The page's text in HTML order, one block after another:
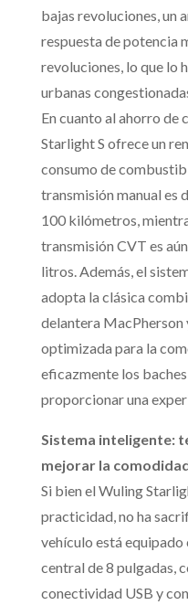
bajas revoluciones, un
respuesta de potencia
revoluciones, lo que lo
urbanas
En cuanto al ahorro
Starlight S ofrece un
consumo de
transmisión manual es
100 kilómetros,
transmisión CVT es
litros. Además, el
adopta la clásica
delantera
optimizada para la
eficazmente los
proporcionar una
Sistema inteligente:
mejorar la
Si bien el Wuling
practicidad, no ha
vehículo está
central de 8 pulgadas,
conectividad USB y